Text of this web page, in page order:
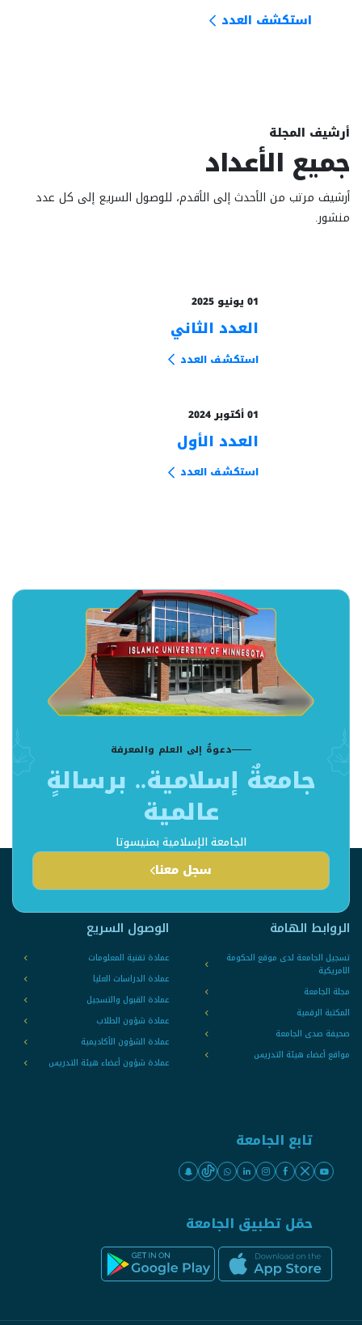
استكشف العدد
أرشيف المجلة
جميع الأعداد
أرشيف مرتب من الأحدث إلى الأقدم، للوصول السريع إلى كل عدد
منشور.
01 يونيو 2025
العدد الثاني
استكشف العدد
01 أكتوبر 2024
العدد الأول
استكشف العدد
دعوةٌ إلى العلم والمعرفة
جامعةٌ إسلامية.. برسالةٍ
عالمية
الجامعة الإسلامية بمنيسوتا
سجل معنا
الروابط الهامة
تسجيل الجامعة لدى موقع الحكومة
الامريكية
مجلة الجامعة
المكتبة الرقمية
صحيفة صدى الجامعة
مواقع أعضاء هيئة التدريس
الوصول السريع
عمادة تقنية المعلومات
عمادة الدراسات العليا
عمادة القبول والتسجيل
عمادة شؤون الطلاب
عمادة الشؤون الأكاديمية
عمادة شؤون أعضاء هيئة التدريس
تابع الجامعة
حمّل تطبيق الجامعة